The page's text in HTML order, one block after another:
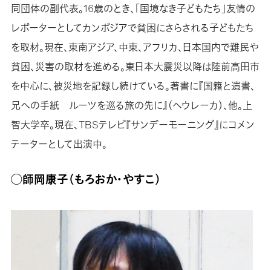
同団体の副代表。16歳のとき、「国境なき子どもたち」友情の
レポーターとしてカンボジアで貧困にさらされる子どもたち
を取材。現在、東南アジア、中東、アフリカ、日本国内で難民や
貧困、災害の取材を進める。東日本大震災以降は陸前高田市
を中心に、被災地を記録し続けている。著書に『国籍と遺書、
兄への手紙 ルーツを巡る旅の先に』（ヘウレーカ）、他。上
智大学卒。現在、TBSテレビ『サンデーモーニング』にコメン
テーターとして出演中。
◯師岡康子（もろおか・やすこ）